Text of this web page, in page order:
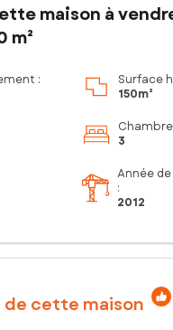
maison à
m²
:
Surface
150m²
3
Année
:
2012
cette maison